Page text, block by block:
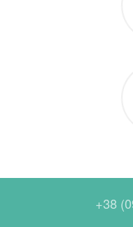
+38